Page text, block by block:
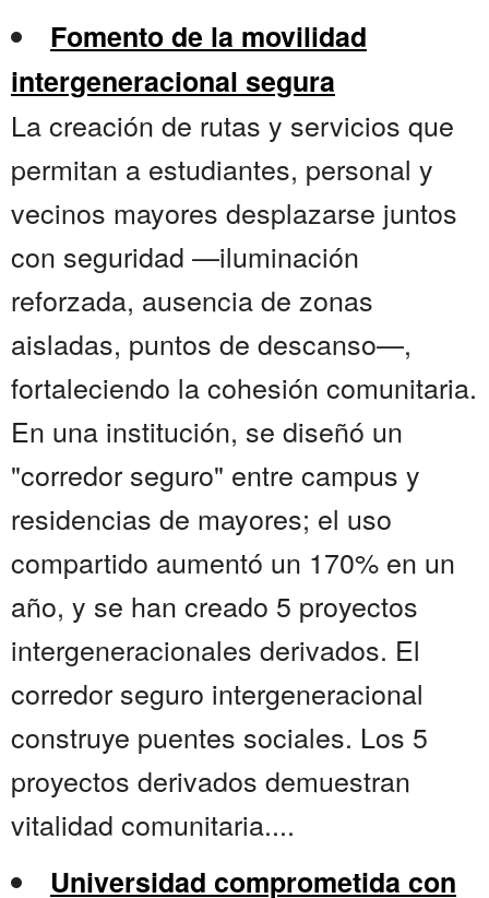
Fomento de la movilidad
intergeneracional segura
La creación de rutas y servicios que
permitan a estudiantes, personal y
vecinos mayores desplazarse juntos
con seguridad —iluminación
reforzada, ausencia de zonas
aisladas, puntos de descanso—,
fortaleciendo la cohesión comunitaria.
En una institución, se diseñó un
"corredor seguro" entre campus y
residencias de mayores; el uso
compartido aumentó un 170% en un
año, y se han creado 5 proyectos
intergeneracionales derivados. El
corredor seguro intergeneracional
construye puentes sociales. Los 5
proyectos derivados demuestran
vitalidad comunitaria....
Universidad comprometida con